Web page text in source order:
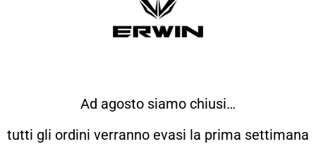
Ad agosto siamo chiusi…
tutti gli ordini verranno evasi la prima settimana